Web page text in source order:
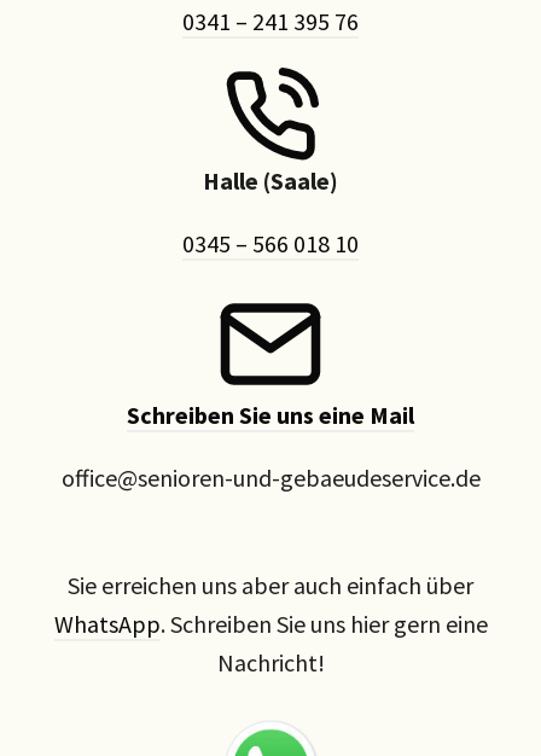
0341 – 241 395 76
Halle (Saale)
0345 – 566 018 10
Schreiben Sie uns eine Mail
office@senioren-und-gebaeudeservice.de
Sie erreichen uns aber auch einfach über
WhatsApp. Schreiben Sie uns hier gern eine
Nachricht!